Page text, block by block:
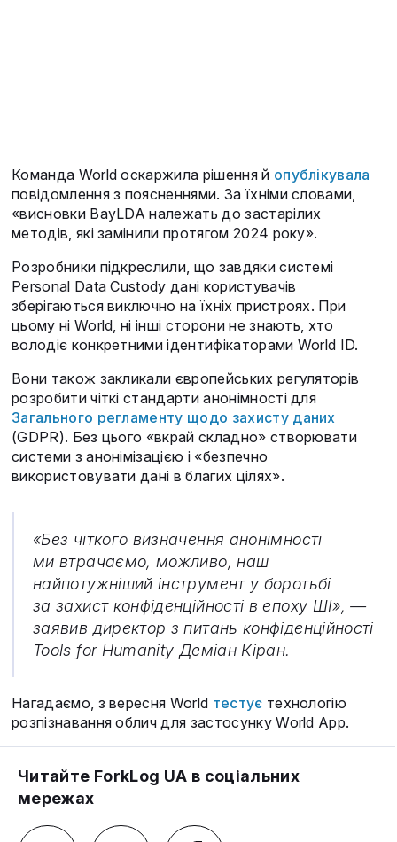
Команда World оскаржила рішення й опублікувала
повідомлення з поясненнями. За їхніми словами,
«висновки BayLDA належать до застарілих
методів, які замінили протягом 2024 року».
Розробники підкреслили, що завдяки системі
Personal Data Custody дані користувачів
зберігаються виключно на їхніх пристроях. При
цьому ні World, ні інші сторони не знають, хто
володіє конкретними ідентифікаторами World ID.
Вони також закликали європейських регуляторів
розробити чіткі стандарти анонімності для
Загального регламенту щодо захисту даних
(GDPR). Без цього «вкрай складно» створювати
системи з анонімізацією і «безпечно
використовувати дані в благих цілях».
«Без чіткого визначення анонімності
ми втрачаємо, можливо, наш
найпотужніший інструмент у боротьбі
за захист конфіденційності в епоху ШІ», —
заявив директор з питань конфіденційності
Tools for Humanity Деміан Кіран.
Нагадаємо, з вересня World тестує технологію
розпізнавання облич для застосунку World App.
Читайте ForkLog UA в соціальних
мережах